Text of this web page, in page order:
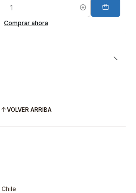
Comprar ahora
VOLVER ARRIBA